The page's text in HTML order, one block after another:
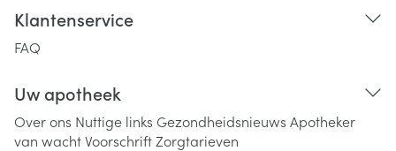
Klantenservice
FAQ
Uw apotheek
Over ons Nuttige links Gezondheidsnieuws Apotheker
van wachtVoorschriftZorgtarieven